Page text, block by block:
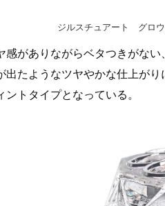
ジルスチュアート グロ
感がありながらベタつきがな
出たようなツヤやかな仕上が
ントタイプとなっている。